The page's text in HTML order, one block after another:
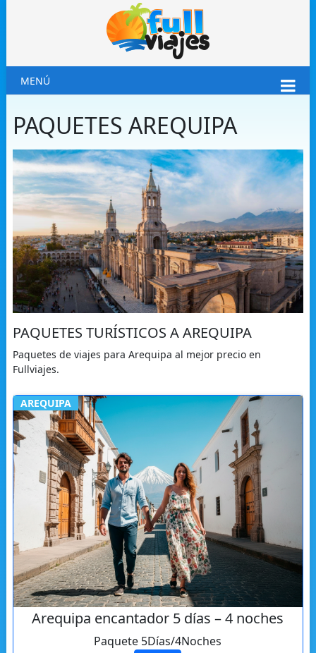
MENÚ
PAQUETES AREQUIPA
PAQUETES TURÍSTICOS A AREQUIPA
Paquetes de viajes para Arequipa al mejor precio en
Fullviajes.
AREQUIPA
Arequipa encantador 5 días – 4 noches
Paquete 5Días/4Noches